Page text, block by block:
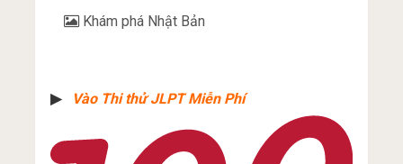
Khám phá Nhật Bản
▶︎ Vào Thi thử JLPT Miễn Phí